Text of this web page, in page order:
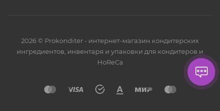
2026 © Prokonditer - интернет-магазин кондитерских
ингредиентов, инвентаря и упаковки для кондитеров и
HoReCa